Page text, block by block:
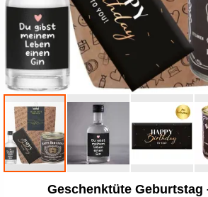
Geschenktüte Geburtstag